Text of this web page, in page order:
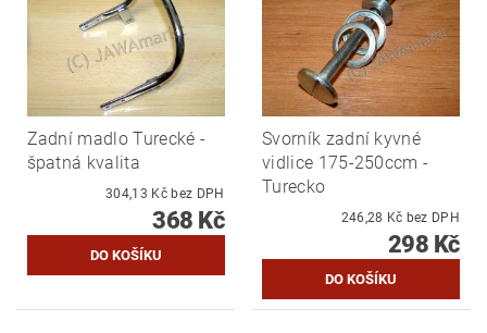
Zadní madlo Turecké -
špatná kvalita
304,13 Kč bez DPH
368 Kč
Svorník zadní kyvné
vidlice 175-250ccm -
Turecko
246,28 Kč bez DPH
298 Kč